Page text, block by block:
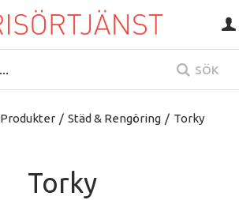
SÖK
Produkter / Städ & Rengöring / Torky
Torky